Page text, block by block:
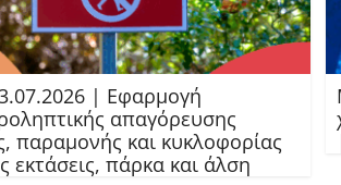
| Εφαρμογή
απαγόρευσης
παραμονής και κυκλοφορίας
εκτάσεις, πάρκα και άλση